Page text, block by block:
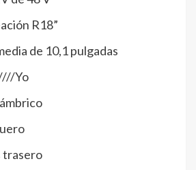
R18”
de 10,1 pulgadas
Yo